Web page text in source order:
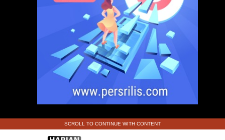
SCROLL TO CONTINUE WITH CONTENT